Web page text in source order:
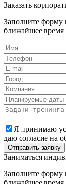
Заказать
Заполните форму
ближайшее время
Я принимаю
даю согласие на
Заниматься
Заполните форму
ближайшее время